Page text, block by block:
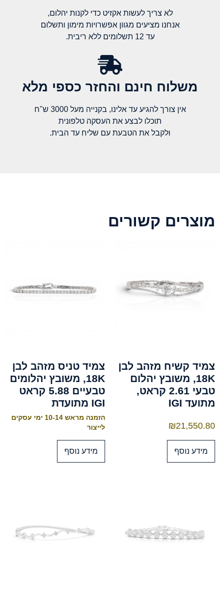
לא צריך לעשות אקזיט כדי לקנות יהלום,
אנחנו מציעים מגוון אפשרויות מימון ותשלום
עד 12 תשלומים ללא ריבית.
משלוח חינם והחזר כספי מלא​
אין צורך להגיע עד אלינו, בקנייה מעל 3000 ש"ח
תוכלו לבצע את העסקה טלפונית
ולקבל את הטבעת עם שליח עד הבית.
מוצרים קשורים
צמיד קשיח מזהב לבן
18K, משובץ יהלום
טבעי 2.61 קראט,
מתועד IGI
₪21,550.80
מידע נוסף
צמיד טניס מזהב לבן
18K, משובץ יהלומים
טבעיים 5.88 קראט
IGI מתועדת
הזמנה מראש 10-14 ימי עסקים
לייצור
מידע נוסף